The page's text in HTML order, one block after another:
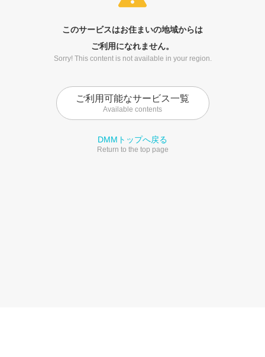
このサービスはお住まいの地域からは
ご利用になれません。
Sorry! This content is not available in your region.
ご利用可能なサービス一覧
Available contents
DMMトップへ戻る
Return to the top page